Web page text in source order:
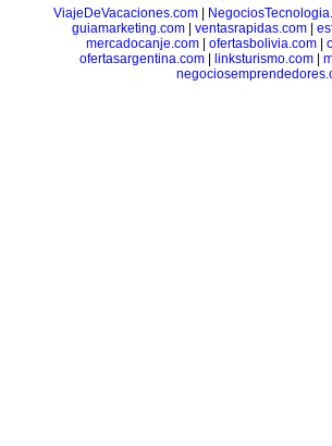
ViajeDeVacaciones.com
guiamarketing.com| ventasrapidas.com|
mercadocanje.com
ofertasbolivia.com
ofertasargentina.com| linksturismo.com|